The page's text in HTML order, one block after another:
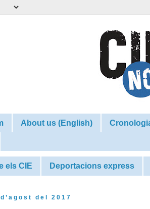
About us (English)
els CIE Deportacions express
del 2017